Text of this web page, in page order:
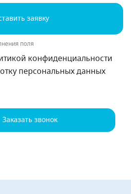
заявку
поля
конфиденциальности
персональных данных
Заказать звонок